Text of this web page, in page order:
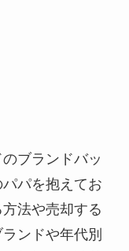
ブランドバッ
パを抱えてお
法や売却する
ンドや年代別